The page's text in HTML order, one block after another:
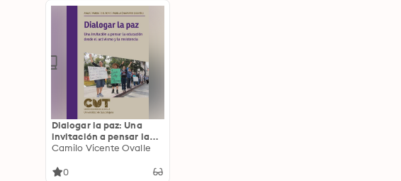
Dialogar la paz: Una
invitación a pensar la
educación desde el
resistencia
Camilo Vicente Ovalle
0